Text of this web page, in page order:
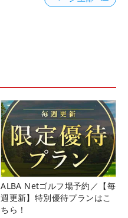
ALBA Netゴルフ場予約／【毎
週更新】特別優待プランはこ
ちら！